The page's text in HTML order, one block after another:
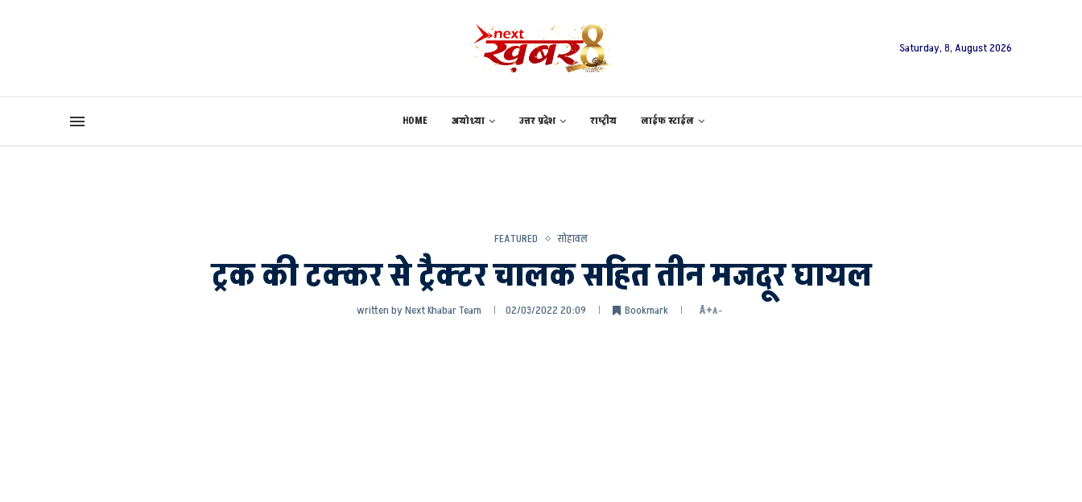
Saturday, 8, August 2026
HOME अयोध्या उत्तर प्रदेश राष्ट्रीय लाईफ स्टाईल
FEATURED सोहावल
ट्रक की टक्कर से ट्रैक्टर चालक सहित तीन मजदूर घायल
written byNext Khabar Team 02/03/2022 20:09 Bookmark A+A-